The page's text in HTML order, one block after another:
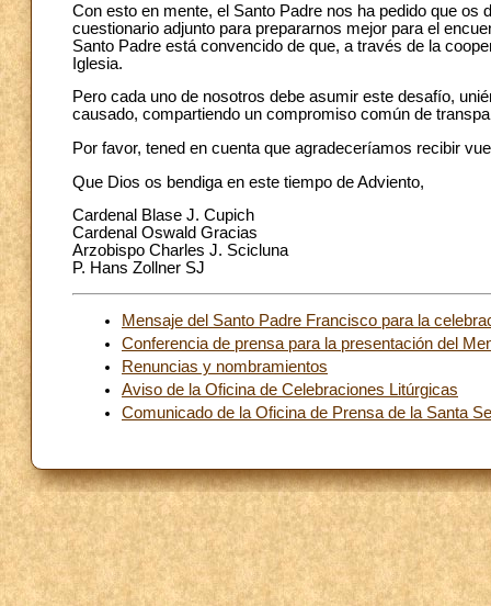
Con esto en mente, el Santo Padre nos ha pedido que
cuestionario adjunto para prepararnos mejor para el
Santo Padre está convencido de que, a través de la
Iglesia.
Pero cada uno de nosotros debe asumir este desafío,
causado, compartiendo un compromiso común de
Por favor, tened en cuenta que agradeceríamos recibir
Que Dios os bendiga en este tiempo de Adviento,
Cardenal Blase J. Cupich
Cardenal Oswald Gracias
Arzobispo Charles J. Scicluna
P. Hans Zollner SJ
Mensaje del Santo Padre Francisco para la
Conferencia de prensa para la presentación del
Renuncias y nombramientos
Aviso de la Oficina de Celebraciones Litúrgicas
Comunicado de la Oficina de Prensa de la Santa